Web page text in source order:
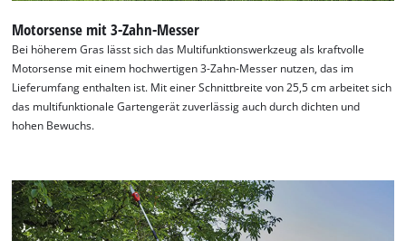
Wir benötigen deine Zustimmung, um
Google Maps laden zu können!
Motorsense mit 3-Zahn-Messer
Bei höherem Gras lässt sich das Multifunktionswerkzeug als kraftvolle
Motorsense mit einem hochwertigen 3-Zahn-Messer nutzen, das im
Lieferumfang enthalten ist. Mit einer Schnittbreite von 25,5 cm arbeitet sich
das multifunktionale Gartengerät zuverlässig auch durch dichten und
hohen Bewuchs.